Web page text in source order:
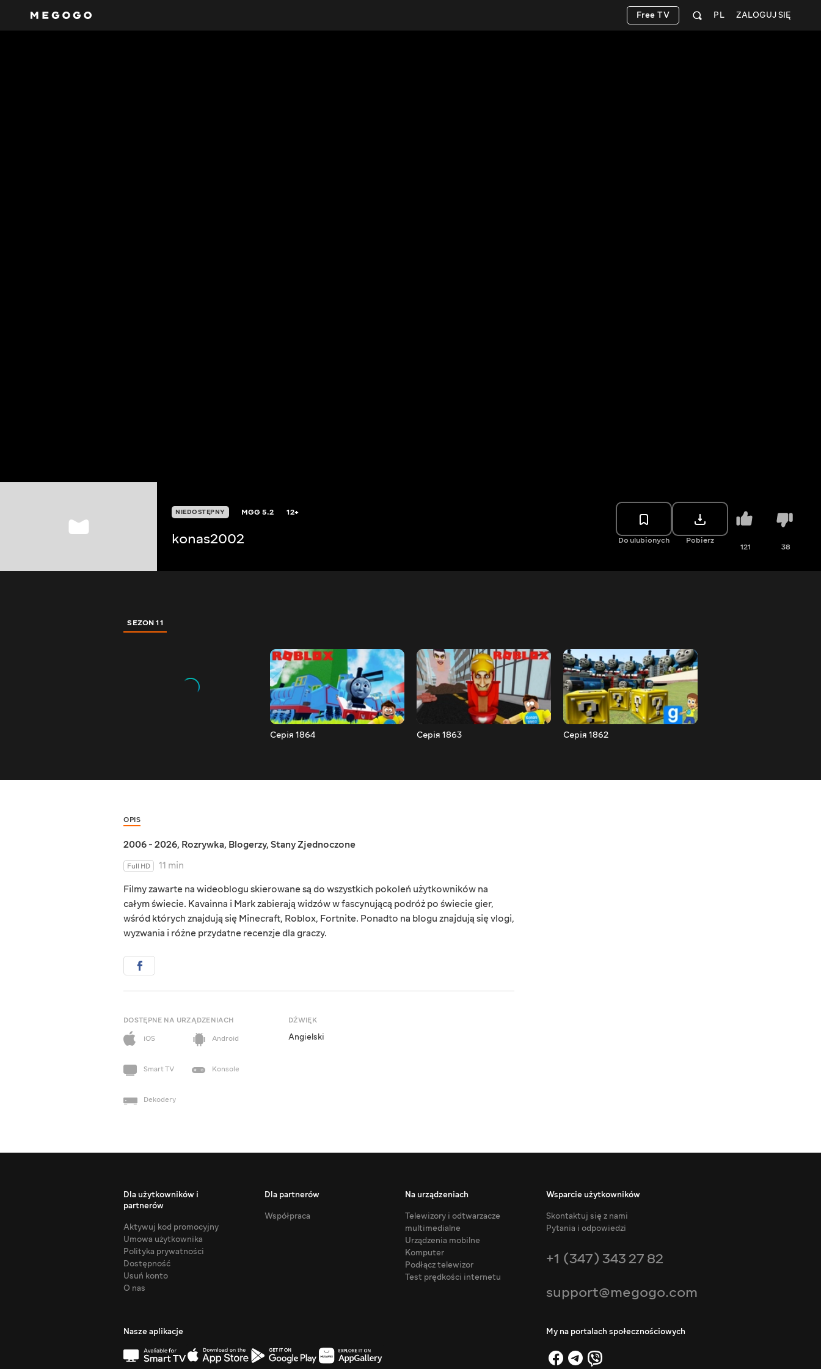
ZALOGUJ SIĘ
PL
Free TV
NIEDOSTĘPNY MGG5.2 12+
konas2002 Do ulubionych Pobierz
121 38
SEZON 11
Серія 1864 Серія 1863 Серія 1862
OPIS
2006 - 2026, Rozrywka, Blogerzy, Stany Zjednoczone
Full HD
11 min
Filmy zawarte na wideoblogu skierowane są do wszystkich pokoleń użytkowników na
całym świecie. Kavainna i Mark zabierają widzów w fascynującą podróż po świecie gier,
wśród których znajdują się Minecraft, Roblox, Fortnite. Ponadto na blogu znajdują się vlogi,
wyzwania i różne przydatne recenzje dla graczy.
DOSTĘPNE NA URZĄDZENIACH
iOS
Android
Smart TV Konsole
Dekodery
DŹWIĘK
Angielski
Dla użytkowników i
partnerów
Aktywuj kod promocyjny
Umowa użytkownika
Polityka prywatności
Dostępność
Usuń konto
O nas
Dla partnerów
Współpraca
Na urządzeniach
Telewizory i odtwarzacze
multimedialne
Urządzenia mobilne
Komputer
Podłącz telewizor
Test prędkości internetu
Wsparcie użytkowników
Skontaktuj się z nami
Pytania i odpowiedzi
+1 (347) 343 27 82
support@megogo.com
Nasze aplikacje My na portalach społecznościowych